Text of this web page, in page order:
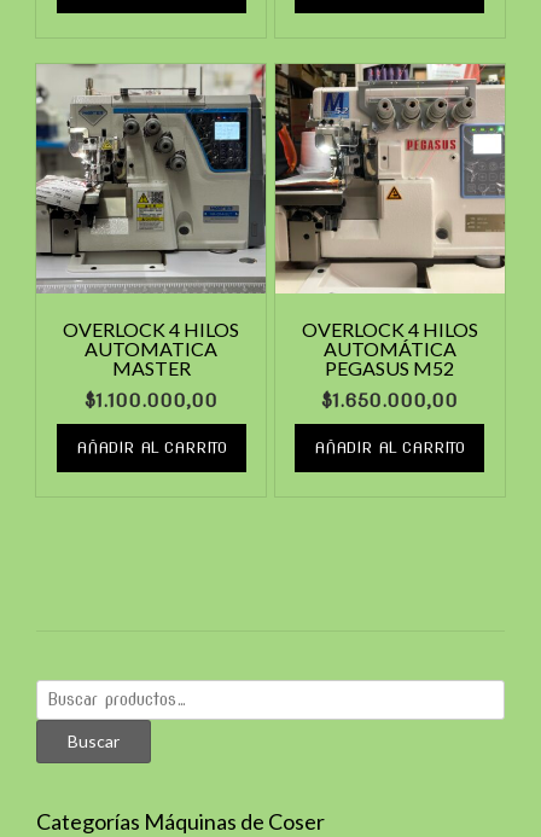
OVERLOCK 4 HILOS
AUTOMATICA
MASTER
$1.100.000,00
AÑADIR AL CARRITO
OVERLOCK 4 HILOS
AUTOMÁTICA
PEGASUS M52
$1.650.000,00
AÑADIR AL CARRITO
Buscar
por:
Buscar
Categorías Máquinas de Coser